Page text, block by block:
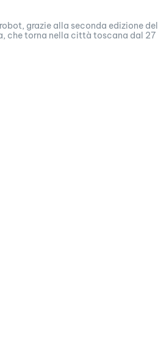
grazie alla seconda edizione del
che torna nella città toscana dal 27